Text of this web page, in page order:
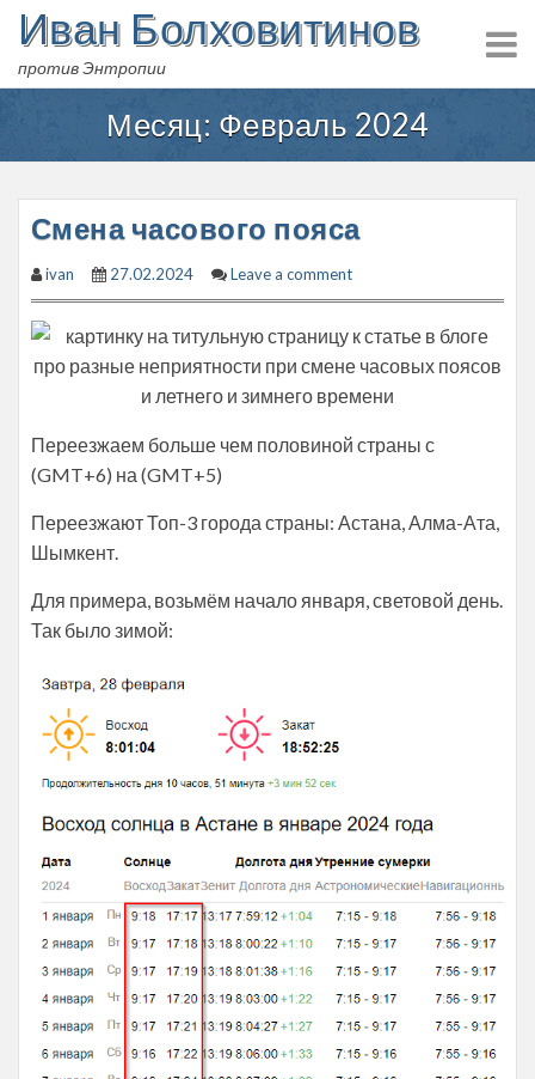
Skip
content
Иван Болховитинов
против Энтропии
Месяц: Февраль 2024
Смена часового пояса
ivan 27.02.2024 Leave a comment
Переезжаем больше чем половиной страны с
(GMT+6) на (GMT+5)
Переезжают Топ-3 города страны: Астана, Алма-Ата,
Шымкент.
Для примера, возьмём начало января, световой день.
Так было зимой: